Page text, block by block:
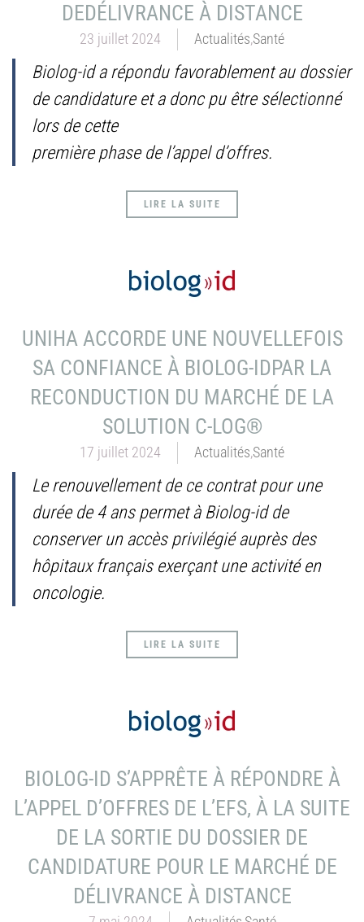
DEDÉLIVRANCE À DISTANCE
23 juillet 2024 Actualités,Santé
Biolog-id a répondu favorablement au dossier
de candidature et a donc pu être sélectionné
lors de cette
première phase de l’appel d’offres.
LIRE LA SUITE
UNIHA ACCORDE UNE NOUVELLEFOIS
SA CONFIANCE À BIOLOG-IDPAR LA
RECONDUCTION DU MARCHÉ DE LA
SOLUTION C-LOG®
17 juillet 2024 Actualités,Santé
Le renouvellement de ce contrat pour une
durée de 4 ans permet à Biolog-id de
conserver un accès privilégié auprès des
hôpitaux français exerçant une activité en
oncologie.
LIRE LA SUITE
BIOLOG-ID S’APPRÊTE À RÉPONDRE À
L’APPEL D’OFFRES DE L’EFS, À LA SUITE
DE LA SORTIE DU DOSSIER DE
CANDIDATURE POUR LE MARCHÉ DE
DÉLIVRANCE À DISTANCE